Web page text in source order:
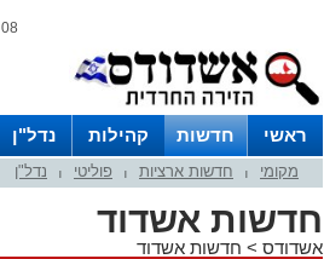
08 אוגוסט 2026 / 02:12
ראשי חדשות קהילות נדל"ן
מקומי חדשות ארציות פוליטי נדל"ן
חדשות אשדוד
אשדודס > חדשות אשדוד